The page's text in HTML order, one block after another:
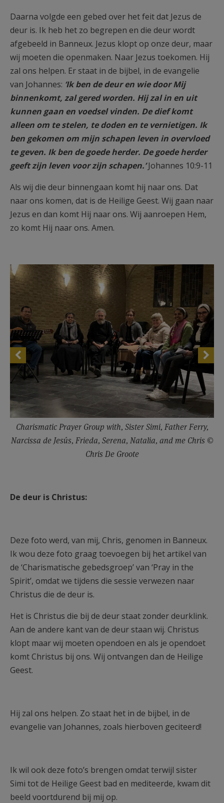
Daarna volgde een gebed over het feit dat Jezus de
deur is. Ik heb het zo begrepen en die deur wordt
afgebeeld in Banneux. Jezus klopt op onze deur, maar
wij moeten die openmaken. Naar Jezus toekomen. Hij
zal ons helpen. Er staat in de bijbel, in de evangelie
van Johannes: ‘Ik ben de deur en wie door Mij
binnenkomt, zal gered worden. Hij zal in en uit
kunnen gaan en voedsel vinden. De dief komt
alleen om te stelen, te doden en te vernietigen. Ik
ben gekomen om mijn schapen leven in overvloed
te geven. Ik ben de goede herder. De goede herder
geeft zijn leven voor zijn schapen.’‭‭Johannes‬ ‭10‬:‭9‬-‭11‬
Als wij die deur binnengaan komt hij naar ons. Dat
naar ons komen, dat is de Heilige Geest. Wij gaan naar
Jezus en dan komt Hij naar ons. Wij aanroepen Hem,
zo komt Hij naar ons. Amen.
Charismatic Prayer Group with, Sister Simi, Father Ferry,
Narcissa de Jesús, Frieda, Serena, Natalia, and me Chris ©
Chris De Groote
De deur is Christus:
Deze foto werd, van mij, Chris, genomen in Banneux.
Ik wou deze foto graag toevoegen bij het artikel van
de ‘Charismatische gebedsgroep’ van ‘Pray in the
Spirit’, omdat we tijdens die sessie verwezen naar
Christus die de deur is.
Het is Christus die bij de deur staat zonder deurklink.
Aan de andere kant van de deur staan wij. Christus
klopt maar wij moeten opendoen en als je opendoet
komt Christus bij ons. Wij ontvangen dan de Heilige
Geest.
Hij zal ons helpen. Zo staat het in de bijbel, in de
evangelie van Johannes, zoals hierboven geciteerd!
Ik wil ook deze foto’s brengen omdat terwijl sister
Simi tot de Heilige Geest bad en mediteerde, kwam dit
beeld voortdurend bij mij op.